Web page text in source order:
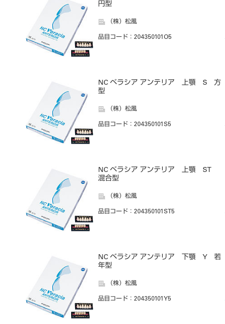
円型
（株）松風
品目コード ：204350101O5
NC ベラシア アンテリア 上顎 S 方
型
（株）松風
品目コード ：204350101S5
NC ベラシア アンテリア 上顎 ST
混合型
（株）松風
品目コード ：204350101ST5
NC ベラシア アンテリア 下顎 Y 若
年型
（株）松風
品目コード ：204350101Y5